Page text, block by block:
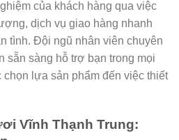
của khách hàng qua việc
dịch vụ giao hàng nhanh
tình. Đội ngũ nhân viên chuyên
sẵn sàng hỗ trợ bạn trong mọi
lựa sản phẩm đến việc thiết
Vĩnh Thạnh Trung: